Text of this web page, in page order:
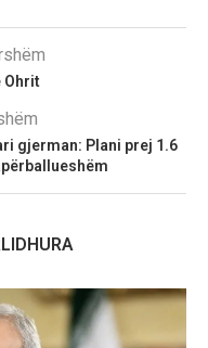
Ohrit
gjerman: Plani prej 1.6